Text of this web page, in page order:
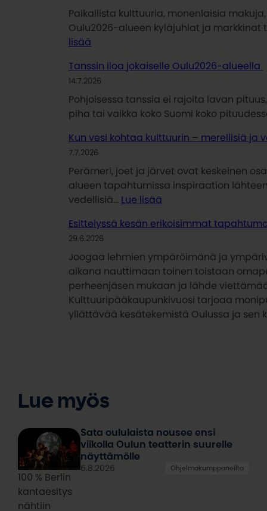
–
inspiroidu
alueella
Paikallista kulttuuria, monenlaisia
Oulu2026-alueen kyläjuhlat ja markkinat
lisää
markkinoita
ja
makuelämyksiä
Oulu2026–
Tanssin iloa jokaiselle Oulu2026-alueella
14.7.2026
Pohjoisessa tanssia ei rajoita lavan
piha tai vaikka koko Suomi koko
Kun vesi kohtaa kulttuurin – merellisiä ja
7.7.2026
Perämeri, joet ja järvet ovat keskeinen
alueen tapahtumissa inspiraation
vedellisiä… Lue lisää
vesi
kulttuurin
–
merellisiä
ja
vedellisiä
Esittelyssä kesän erikoisimmat
29.6.2026
Joogaa lehmien ympäröimänä ja
aikana nauttimaan toinen toistaan
perheenjäsen mukaan ja lähde
Kulttuuripääkaupunkivuosi tarjoaa
yllättävää kesätekemistä Oulussa ja sen
Lue myös
100 % Berlin
kantaesitys
nähtiin
Sata oululaista nousee ensi
viikolla Oulun teatterin suurelle
näyttämölle
6.8.2026 Ohjelmakumppaneilta